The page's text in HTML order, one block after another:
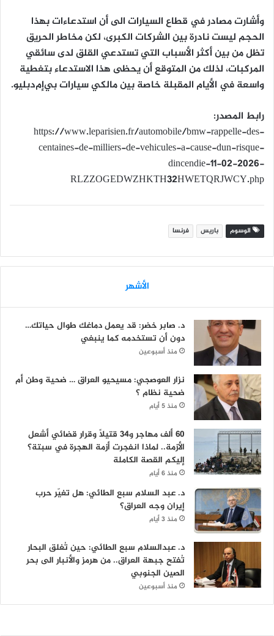
وأشارت مصادر في قطاع السيارات الى أن استدعاءات بهذا
الحجم ليست نادرة بين الشركات الكبرى، لكن مخاطر الحريق
تظل من بين أكثر الأسباب التي تستدعي القلق لدى سائقي
المركبات، لذلك من المتوقع أن يحظى هذا الاستدعاء بتغطية
واسعة في الأيام المقبلة خاصة بين مالكي سيارات بي‌إم‌دبليو.
رابط المصدر:
https://www.leparisien.fr/automobile/bmw-rappelle-des-
centaines-de-milliers-de-vehicules-a-cause-dun-risque-
dincendie-11-02-2026-
RLZZOGEDWZHKTH32HWETQRJWCY.php
الوسوم باريس فرنسا
الأشهر
د. صابر خضر: قد يعمل دماغك طوال حياتك…
دون أن تستخدمه كما ينبغي
منذ أسبوعين
نزار العوصجي: مسيحيو العراق … ضحية وطن أم
ضحية نظام ؟
منذ 5 أيام
60 ألف مهاجر و34 قتيلاً وقرار قضائي أشعل
الأزمة.. لماذا انفجرت أزمة الهجرة في سبتة؟
إليكم القصة الكاملة
منذ 6 أيام
د. عبد السلام سبع الطائي: هل تغيّر حرب
إيران وجه العراق؟
منذ 3 أيام
د. عبدالسلام سبع الطائي: حين تُغلق البحار
تُفتح جبهة العراق.. من هرمز والأنبار الى بحر
الصين الجنوبي
منذ أسبوعين